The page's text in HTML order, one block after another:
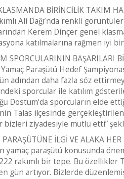
BİRİNCİLİK TAKIM
Ali Dağı’nda renkli
Kerem Dinçer genel
katılmalarına rağmen iyi
SPORCULARININ BAŞARILARI
Paraşütü Hedef
adından daha fazla söz
sporcular ile katılım
Dostum’da sporcuların elde
Talas ilçesinde
bizleri ziyadesiyle mutlu etti”
PARAŞÜTÜNE İLGİ VE ALAKA
yamaç paraşütü konusunda
rakımlı bir tepe. Bu özellikler
gün artıyor. Bizlerde